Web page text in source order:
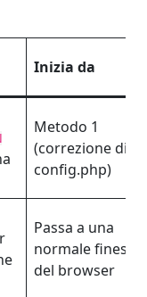
Inizia da
Metodo 1
(correzione di
config.php)
Passa a una
normale finestra
del browser